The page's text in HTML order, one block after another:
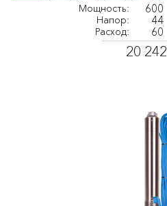
Мощность: 600
Напор: 44
Расход: 60
20 242